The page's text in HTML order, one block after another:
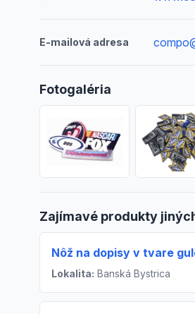
E-mailová adresa
Fotogaléria
Zajímavé produkty
Nôž na dopisy v tvare
Lokalita: Banská Bystrica